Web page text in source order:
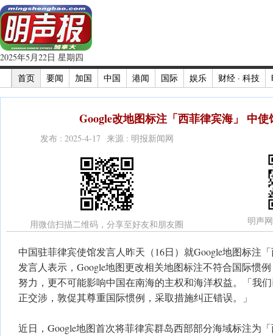
2025年5月22日 星期四
首页
要闻 加国 中国 港闻 国际 娱乐 财经 · 科技
Google改地图标注「西菲律宾海」 中使
发布 : 2025-4-17 来源 : 明报新闻网
用微信扫描二维码，分享至好友和朋友圈 明声
中国驻菲律宾使馆发言人昨天（16日）就Google地图标注
发言人表示，Google地图更改相关地图标注不符合国际惯
努力，更不可能影响中国在南海的主权和海洋权益。「我
正交涉，敦促其尊重国际惯例，采取措施纠正错误。」
近日，Google地图首次将菲律宾群岛西部部分海域标注为